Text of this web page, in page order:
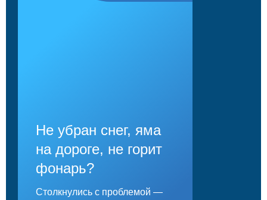
Не убран снег, яма
на дороге, не горит
фонарь?
Столкнулись с проблемой —